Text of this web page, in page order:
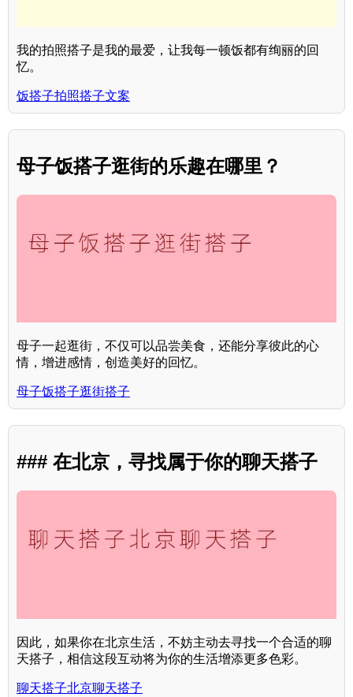
我的拍照搭子是我的最爱，让我每一顿饭都有绚丽的回
忆。
饭搭子拍照搭子文案
母子饭搭子逛街的乐趣在哪里？
母子一起逛街，不仅可以品尝美食，还能分享彼此的心
情，增进感情，创造美好的回忆。
母子饭搭子逛街搭子
### 在北京，寻找属于你的聊天搭子
因此，如果你在北京生活，不妨主动去寻找一个合适的聊
天搭子，相信这段互动将为你的生活增添更多色彩。
聊天搭子北京聊天搭子